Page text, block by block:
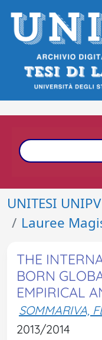
UNITESI UNIPV
Lauree
THE
BORN
EMPIRICAL
SOMMARIVA,
2013/2014